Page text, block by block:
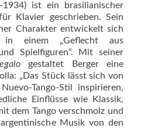
1934) ist ein brasilianischer
Klavier geschrieben. Sein
Charakter entwickelt sich
einem „Geflecht aus
Spielfiguren“. Mit seiner
gestaltet Berger eine
„Das Stück lässt sich von
Tango-Stil inspirieren,
Einflüsse wie Klassik,
dem Tango verschmolz und
Musik von den